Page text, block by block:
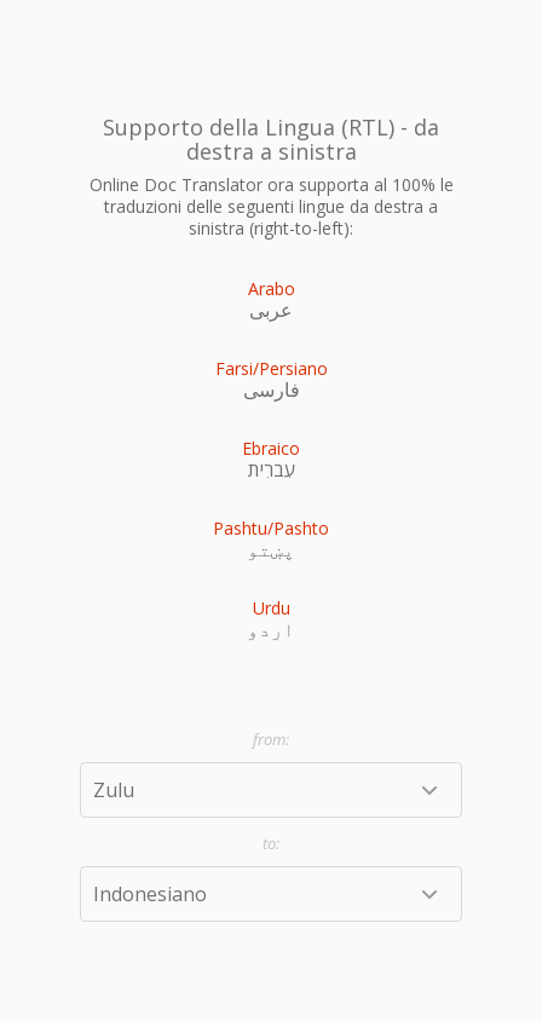
Supporto della Lingua (RTL) - da
destra a sinistra
Online Doc Translator ora supporta al 100% le
traduzioni delle seguenti lingue da destra a
sinistra (right-to-left):
Arabo
عربى
Farsi/Persiano
فارسی
Ebraico
עִברִית
Pashtu/Pashto
پښتو
Urdu
اردو